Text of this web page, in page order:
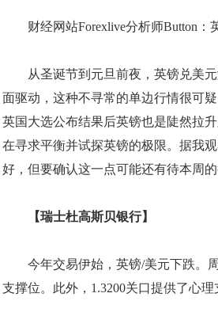
财经网站Forexlive分析师Button：
从圣诞节到元旦前夜，英镑兑美元
面驱动，这种不寻常的单边行情很可
英国大选公布结果后英镑也是陡然拉
在寻求平衡并试探英镑的极限。据我
好，但要确认这一点可能还有待本周的
【瑞士杜高斯贝银行】
今年交易伊始，英镑/美元下跌。周
支撑位。此外，1.3200关口提供了心理